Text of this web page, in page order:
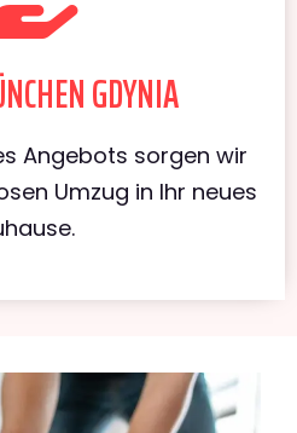
GDYNIA
Angebots sorgen wir
Umzug in Ihr neues